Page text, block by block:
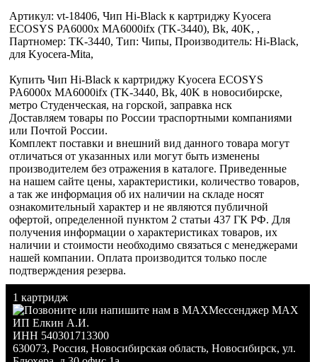
Артикул: vt-18406, Чип Hi-Black к картриджу Kyocera
ECOSYS PA6000x MA6000ifx (TK-3440), Bk, 40K, ,
Партномер: TK-3440, Тип: Чипы, Производитель: Hi-Black,
для Kyocera-Mita,
Купить Чип Hi-Black к картриджу Kyocera ECOSYS
PA6000x MA6000ifx (TK-3440, Bk, 40K в новосибирске,
метро Студенческая, на горской, заправка нск
Доставляем товары по России траспортными компаниями
или Почтой России.
Комплект поставки и внешний вид данного товара могут
отличаться от указанных или могут быть изменены
производителем без отражения в каталоге. Приведенные
на нашем сайте цены, характеристики, количество товаров,
а так же информация об их наличии на складе носят
ознакомительный характер и не являются публичной
офертой, определенной пунктом 2 статьи 437 ГК РФ. Для
получения информации о характеристиках товаров, их
наличии и стоимости необходимо связаться с менеджерами
нашей компании. Оплата производится только после
подтверждения резерва.
1 картридж
Мессенджер MAX
ИП Елкин А.И.
ИНН 540301713300
630073, Россия, Новосибирская область, Новосибирск, ул.